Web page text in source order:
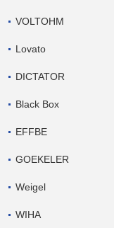
VOLTOHM
Lovato
DICTATOR
Black Box
EFFBE
GOEKELER
Weigel
WIHA